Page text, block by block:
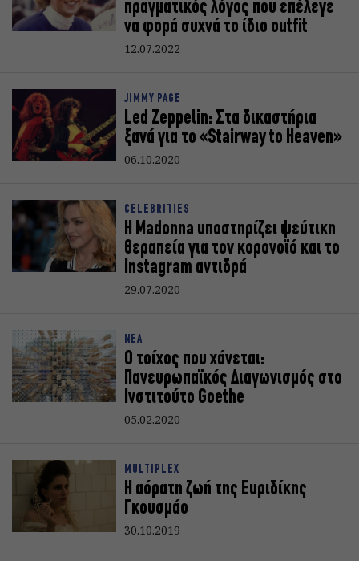
πραγματικός λόγος που επέλεγε
να φορά συχνά το ίδιο outfit
12.07.2022
JIMMY PAGE
Led Zeppelin: Στα δικαστήρια
ξανά για το «Stairway to Heaven»
06.10.2020
CELEBRITIES
Η Madonna υποστηρίζει ψεύτικη
θεραπεία για τον κορoνοϊό και το
Instagram αντιδρά
29.07.2020
ΝΕΑ
Ο τοίχος που χάνεται:
Πανευρωπαϊκός Διαγωνισμός στο
Ινστιτούτο Goethe
05.02.2020
MULTIPLEX
Η αόρατη ζωή της Ευριδίκης
Γκουσμάο
30.10.2019